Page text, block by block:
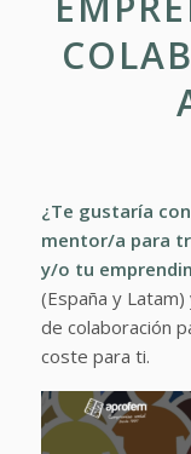
¿Te gustaría
mentor/a para
y/o tu
(España y Latam)
de colaboración
coste para ti.